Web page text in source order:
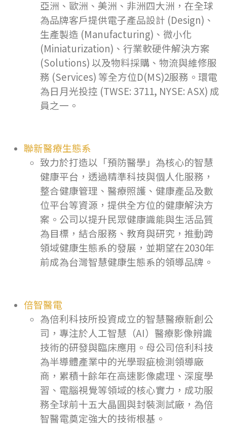
亞洲、歐洲、美洲、非洲四大洲，在全球
為品牌客戶提供電子產品設計 (Design)、
生產製造 (Manufacturing)、微小化
(Miniaturization)、行業軟硬件解決方案
(Solutions) 以及物料採購、物流與維修服
務 (Services) 等全方位D(MS)2服務。環電
為日月光投控 (TWSE: 3711, NYSE: ASX) 成
員之一。
聯新醫療生態系
致力於打造以「預防醫學」為核心的智慧
健康平台，透過精準科技與個人化服務，
整合健康管理、醫療照護、健康產品及數
位平台等資源，提供全方位的健康解決方
案。公司以提升民眾健康識能與生活品質
為目標，結合服務、教育與研究，推動跨
領域健康生態系的發展，並期望在2030年
前成為台灣智慧健康生態系的領導品牌。
倍智醫電
為倍利科技所投資成立的智慧醫療新創公
司，專注於人工智慧（AI）醫療影像辨識
技術的研發與臨床應用。母公司倍利科技
為半導體產業中的光學瑕疵檢測領導廠
商，累積十餘年在高速影像處理、深度學
習、電腦視覺等領域的核心實力，成功服
務全球前十五大晶圓與封裝測試廠，為倍
智醫電奠定強大的技術根基。